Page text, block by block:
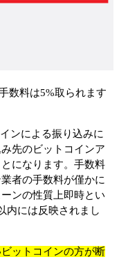
数料は5%取られます
ンによる振り込みに
先のビットコインア
になります。手数料
者の手数料が僅かに
ンの性質上即時とい
内には反映されまし
ットコインの方が断